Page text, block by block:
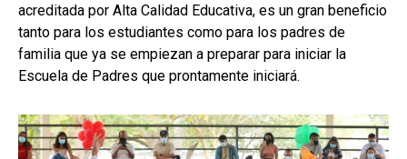
acreditada por Alta Calidad Educativa, es un gran beneficio
tanto para los estudiantes como para los padres de
familia que ya se empiezan a preparar para iniciar la
Escuela de Padres que prontamente iniciará.